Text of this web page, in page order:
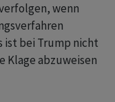
wenn
ist bei Trump nicht
Klage abzuweisen